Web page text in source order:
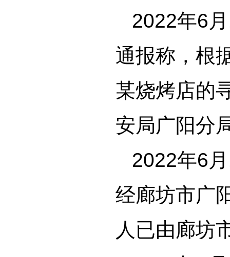
2022年6
通报称，根
某烧烤店的
安局广阳分
2022年6
经廊坊市广
人已由廊坊